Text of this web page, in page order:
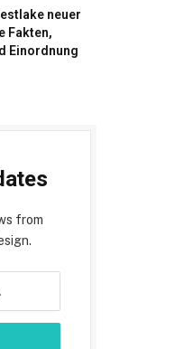
neuer
Fakten,
Einordnung
from